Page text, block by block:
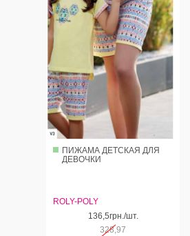
ПИЖАМА ДЕТСКАЯ ДЛЯ
ДЕВОЧКИ
ROLY-POLY
136,5грн./шт.
328,97